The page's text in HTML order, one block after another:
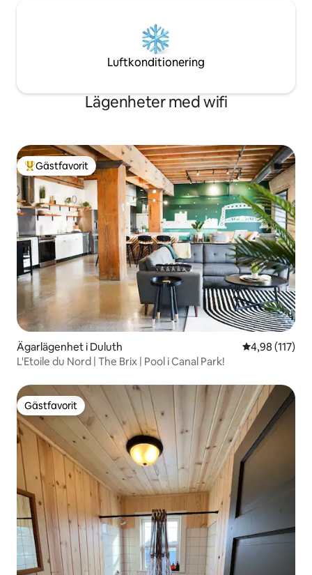
Luftkonditionering
Lägenheter med wifi
Populär gästfavorit
Gästfavorit
Ägarlägenhet i Duluth 4,98 av 5 i
4,98 (117)
L'Etoile du Nord | The Brix | Pool i Canal Park!
Gästfavorit
Gästfavorit